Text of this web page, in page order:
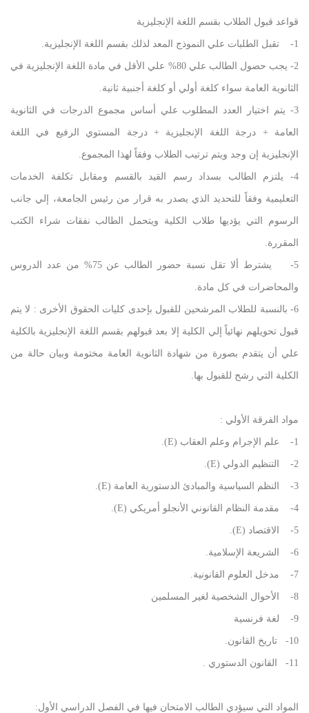
قواعد قبول الطلاب بقسم اللغة الإنجليزية
1- تقبل الطلبات علي النموذج المعد لذلك بقسم اللغة الإنجليزية.
2- يجب حصول الطالب علي 80% علي الأقل في مادة اللغة الإنجليزية في
الثانوية العامة سواء كلغة أولي أو كلغة أجنبية ثانية.
3- يتم اختيار العدد المطلوب علي أساس مجموع الدرجات في الثانوية
العامة + درجة اللغة الإنجليزية + درجة المستوي الرفيع في اللغة
الإنجليزية إن وجد ويتم ترتيب الطلاب وفقاً لهذا المجموع.
4- يلتزم الطالب بسداد رسم القيد بالقسم ومقابل تكلفة الخدمات
التعليمية وفقاً للتحديد الذي يصدر به قرار من رئيس الجامعة، إلي جانب
الرسوم التي يؤديها طلاب الكلية ويتحمل الطالب نفقات شراء الكتب
المقررة.
5- يشترط ألا تقل نسبة حضور الطالب عن 75% من عدد الدروس
والمحاضرات في كل مادة.
6- بالنسبة للطلاب المرشحين للقبول بإحدى كليات الحقوق الأخرى : لا يتم
قبول تحويلهم نهائياً إلي الكلية إلا بعد قبولهم بقسم اللغة الإنجليزية بالكلية
علي أن يتقدم بصورة من شهادة الثانوية العامة مختومة وبيان حالة من
الكلية التي رشح للقبول بها.
مواد الفرقة الأولي :
1- علم الإجرام وعلم العقاب (E).
2- التنظيم الدولي (E).
3- النظم السياسية والمبادئ الدستورية العامة (E).
4- مقدمة النظام القانوني الأنجلو أمريكي (E).
5- الاقتصاد (E).
6- الشريعة الإسلامية.
7- مدخل العلوم القانونية.
8- الأحوال الشخصية لغير المسلمين
9- لغة فرنسية
10- تاريخ القانون.
11- القانون الدستوري .
المواد التي سيؤدي الطالب الامتحان فيها في الفصل الدراسي الأول: